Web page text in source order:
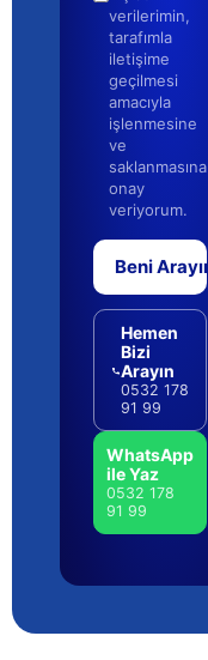
verilerimin,
tarafımla
iletişime
geçilmesi
amacıyla
işlenmesine
ve
saklanmasına
onay
veriyorum.
Beni Arayın
Hemen
Bizi
Arayın
0532 178
91 99
WhatsApp
ile Yaz
0532 178
91 99